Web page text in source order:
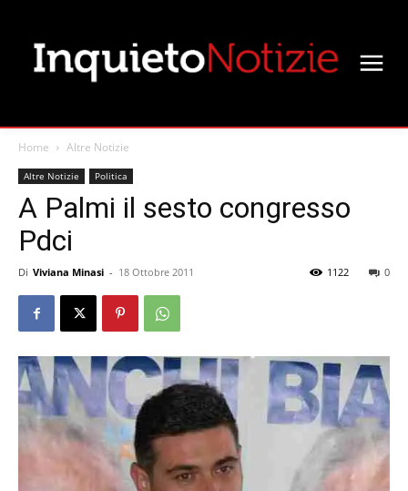
Home Altre Notizie
Altre Notizie Politica
A Palmi il sesto congresso
Pdci
Di Viviana Minasi - 18 Ottobre 2011 0
1122